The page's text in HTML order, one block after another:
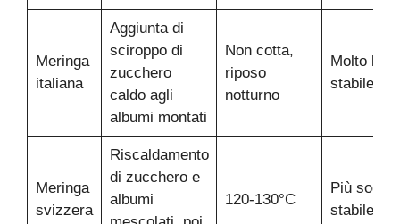
Meringa
italiana
Aggiunta di
sciroppo di
zucchero
caldo agli
albumi montati
Non cotta,
riposo
notturno
Molto
stabile
Meringa
svizzera
Riscaldamento
di zucchero e
albumi
120-130°C
Più soda e
stabile